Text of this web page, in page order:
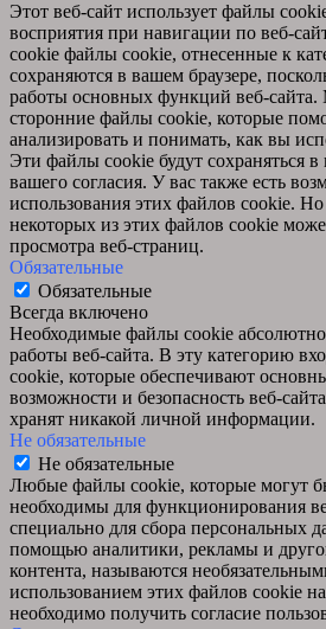
Этот веб-сайт использует файлы
восприятия при навигации по веб-
cookie файлы cookie, отнесенные к
сохраняются в вашем браузере,
работы основных функций веб-
сторонние файлы cookie, которые
анализировать и понимать, как вы
Эти файлы cookie будут сохраняться в
вашего согласия. У вас также есть
использования этих файлов cookie. Но
некоторых из этих файлов cookie
просмотра веб-страниц.
Обязательные
Обязательные
Всегда включено
Необходимые файлы cookie
работы веб-сайта. В эту категорию
cookie, которые обеспечивают
возможности и безопасность веб-
хранят никакой личной информации.
Не обязательные
Не обязательные
Любые файлы cookie, которые могут
необходимы для функционирования
специально для сбора персональных
помощью аналитики, рекламы и
контента, называются
использованием этих файлов cookie
необходимо получить согласие